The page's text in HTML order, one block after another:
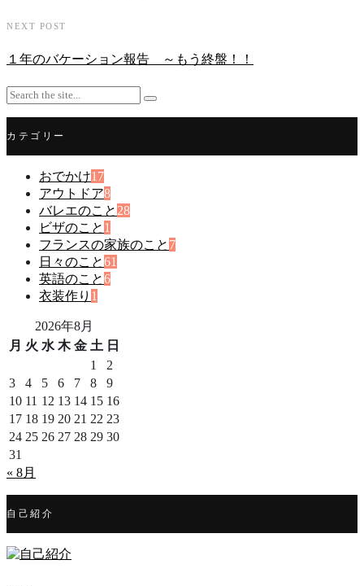
NEXT POST
１年のバケーション報告 ～もう終盤！！
カテゴリー
おでかけ17
アウトドア8
バレエのこと 28
ビザのこと 1
フランスの家族のこと 7
日々のこと61
英語のこと6
衣装作り 1
2026年8月
月 火 水 木 金 土 日
1
2
3
4 5 6 7 8
9
10 11 12 13 14 15 16
17 18 19 20 21 22 23
24 25 26 27 28 29 30
31
« 8月
自己紹介